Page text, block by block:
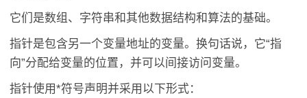
它们是数组、字符串和其他数据结构和算法的基础。
指针是包含另一个变量地址的变量。换句话说，它“指
向”分配给变量的位置，并可以间接访问变量。
指针使用*符号声明并采用以下形式：